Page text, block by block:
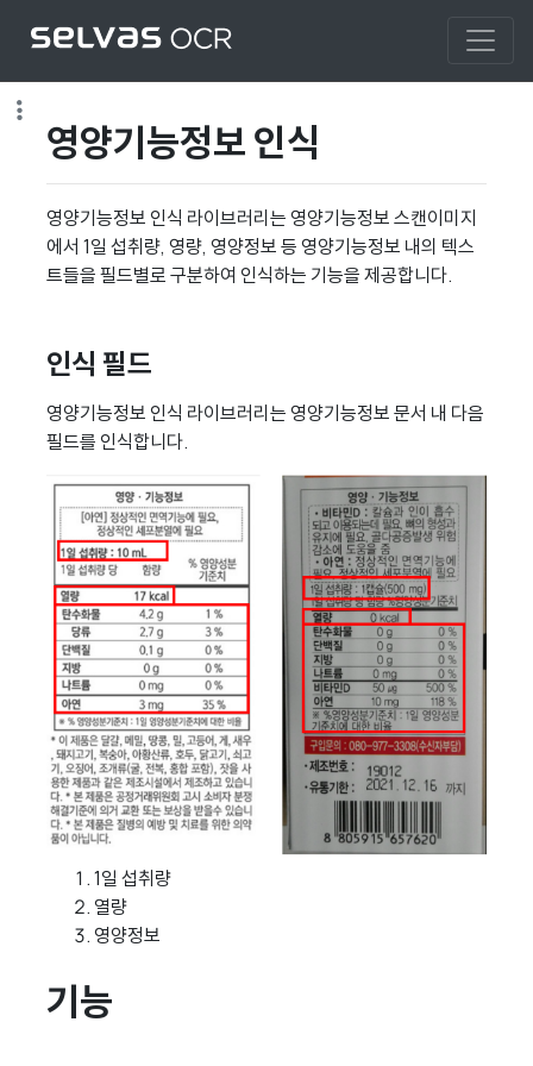
영양기능정보 인식
영양기능정보 인식 라이브러리는 영양기능정보 스캔이미지
에서 1일 섭취량, 영량, 영양정보 등 영양기능정보 내의 텍스
트들을 필드별로 구분하여 인식하는 기능을 제공합니다.
인식 필드
영양기능정보 인식 라이브러리는 영양기능정보 문서 내 다음
필드를 인식합니다.
1일 섭취량
열량
영양정보
기능